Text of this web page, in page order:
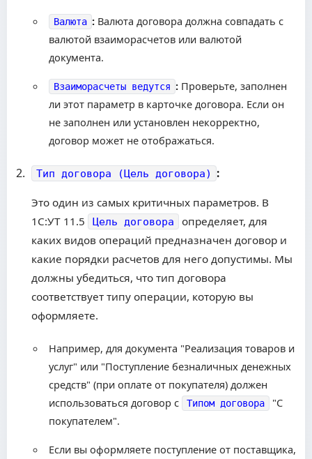
Валюта : Валюта договора должна совпадать с
валютой взаиморасчетов или валютой
документа.
Взаиморасчеты ведутся : Проверьте, заполнен
ли этот параметр в карточке договора. Если он
не заполнен или установлен некорректно,
договор может не отображаться.
Тип договора (Цель договора) :
Это один из самых критичных параметров. В
1С:УТ 11.5
Цель договора
определяет, для
каких видов операций предназначен договор и
какие порядки расчетов для него допустимы. Мы
должны убедиться, что тип договора
соответствует типу операции, которую вы
оформляете.
Например, для документа "Реализация товаров и
услуг" или "Поступление безналичных денежных
средств" (при оплате от покупателя) должен
использоваться договор с
Типом договора
"С
покупателем".
Если вы оформляете поступление от поставщика,